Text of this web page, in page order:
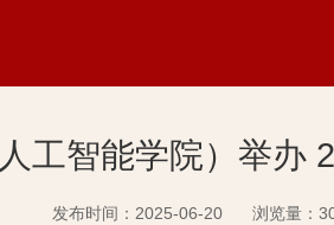
工智能学院）举办
发布时间：2025-06-20 浏览量：